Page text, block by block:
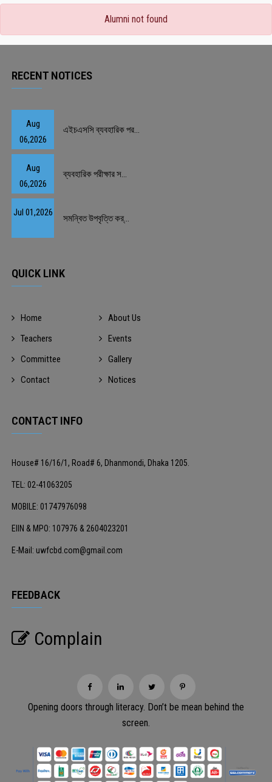
Alumni not found
RECENT NOTICES
Aug
06,2026
এইচএসসি ব্যবহারিক পর...
Aug
06,2026
ব্যবহারিক পরীক্ষার স...
Jul 01,2026
সমন্বিত উপবৃত্তি কর্...
QUICK LINK
Home
About Us
Teachers
Events
Committee
Gallery
Contact
Notices
CONTACT INFO
House# 16/16/1, Road# 6, Dhanmondi, Dhaka 1205.
TEL: 02-41063205
MOBILE: 01747976098
EIIN & MPO: 107976 & 2604023201
E-Mail: uwfcbd.com@gmail.com
FEEDBACK
Complain
Opening doors through literacy. Don’t be mean behind the
screen.